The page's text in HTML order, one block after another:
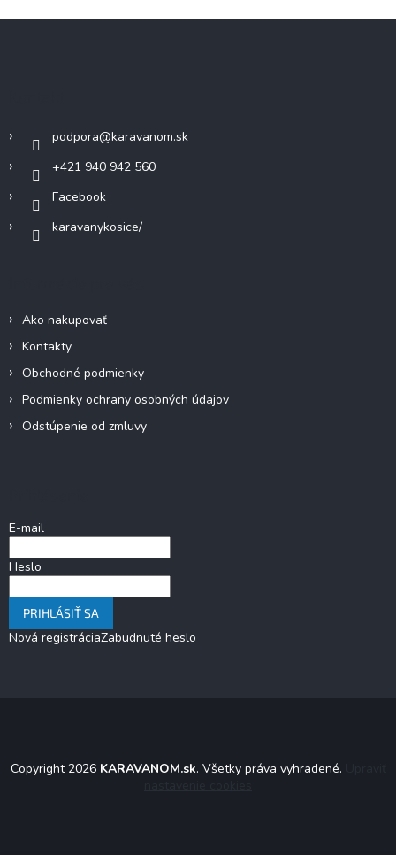
podpora@karavanom.sk
+421 940 942 560
Facebook
karavanykosice/
Ako nakupovať
Kontakty
Obchodné podmienky
Podmienky ochrany osobných údajov
Odstúpenie od zmluvy
E-mail
Heslo
PRIHLÁSIŤ SA
Nová registráciaZabudnuté heslo
Copyright 2026 KARAVANOM.sk. Všetky práva vyhradené.